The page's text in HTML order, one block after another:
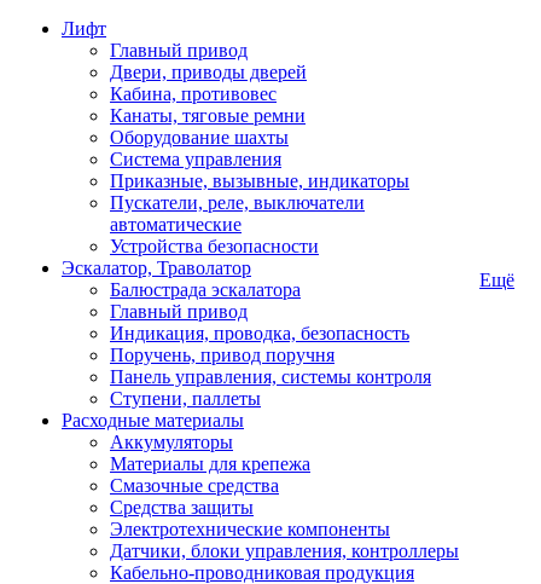
Лифт
Главный привод
Двери, приводы дверей
Кабина, противовес
Канаты, тяговые ремни
Оборудование шахты
Система управления
Приказные, вызывные, индикаторы
Пускатели, реле, выключатели
автоматические
Устройства безопасности
Эскалатор, Траволатор
Балюстрада эскалатора
Главный привод
Индикация, проводка, безопасность
Поручень, привод поручня
Панель управления, системы контроля
Ступени, паллеты
Расходные материалы
Аккумуляторы
Материалы для крепежа
Смазочные средства
Средства защиты
Электротехнические компоненты
Датчики, блоки управления, контроллеры
Кабельно-проводниковая продукция
Ещё